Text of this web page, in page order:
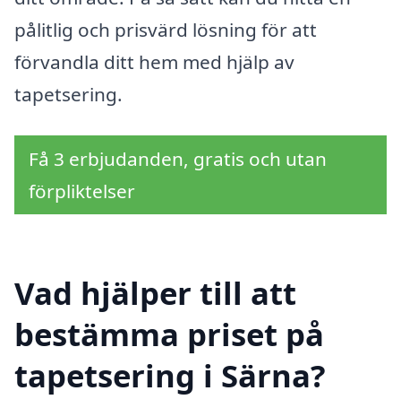
pålitlig och prisvärd lösning för att
förvandla ditt hem med hjälp av
tapetsering.
Få 3 erbjudanden, gratis och utan
förpliktelser
Vad hjälper till att
bestämma priset på
tapetsering i Särna?